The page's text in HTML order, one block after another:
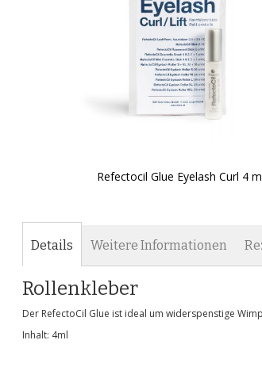
Refectocil Glue Eyelash Curl 4
der
springen
Details
Rollenkleber
Der RefectoCil Glue ist ideal um widerspenstige
Inhalt: 4ml
Weitere Informationen